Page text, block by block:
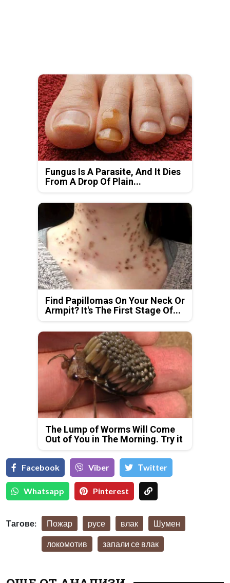
Fungus Is A Parasite, And It Dies
From A Drop Of Plain...
Find Papillomas On Your Neck Or
Armpit? It's The First Stage Of...
The Lump of Worms Will Come
Out of You in The Morning. Try it
Facebook Viber Тwitter
Whatsapp Pinterest
Тагове: Пожар русе влак Шумен
локомотив запали се влак